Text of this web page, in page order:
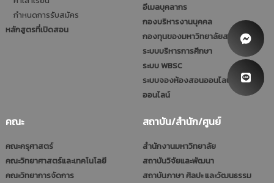
กำหนดการรับสมัคร
หลักสูตรที่เปิดสอน
อีเมลบุคลากร
กองบริหารงานบุคคล
กองทุนของมหาวิทยาลัยสวนดุสิต
ระบบบริหารการศึกษา
ระบบ WBSC
ระบบจองห้องสอนออนไลน์และประชุม
ออนไลน์
คณะ
คณะครุศาสตร์
คณะวิทยาศาสตร์และเทคโนโลยี
คณะวิทยาการจัดการ
สถาบัน/สำนัก/ศูนย์
สำนักงานมหาวิทยาลัย
สถาบันวิจัยและพัฒนา
สถาบันภาษา ศิลปะ และวัฒนธรรม